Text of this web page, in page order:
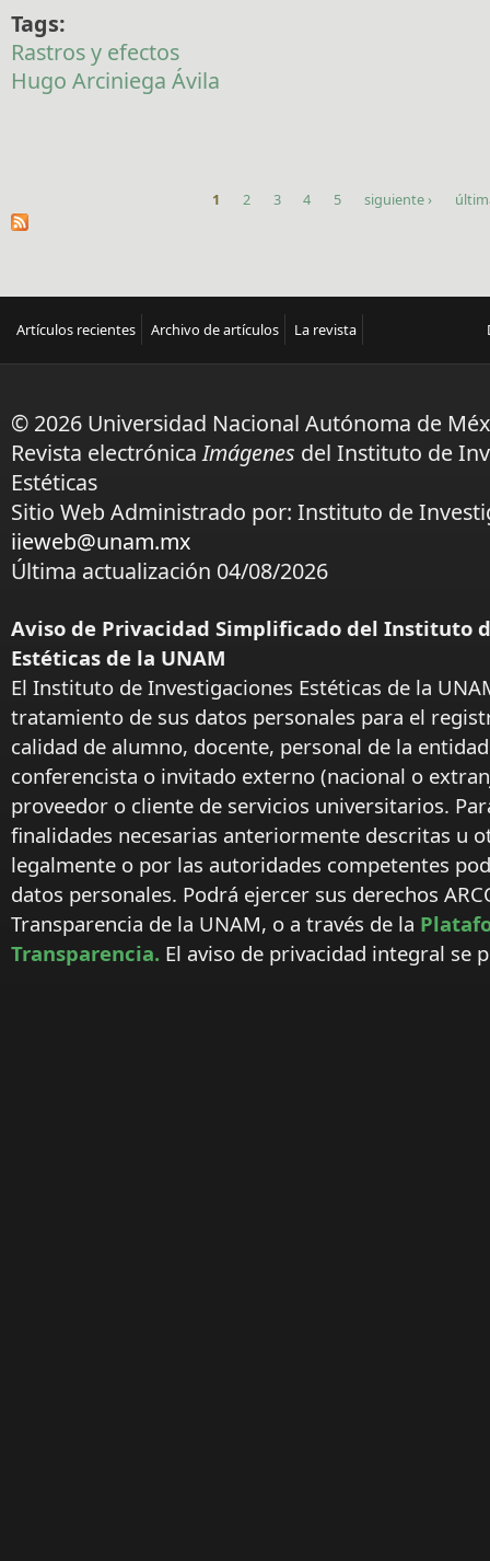
Tags:
Rastros y efectos
Hugo Arciniega Ávila
Páginas
1 2 3 4 5 siguiente ›
Artículos recientes Archivo de artículos La revista
© 2026 Universidad Nacional Autónoma de
Revista electrónicaImágenes del Instituto de
Estéticas
Sitio Web Administrado por: Instituto de
iieweb@unam.mx
Última actualización 04/08/2026
Aviso de Privacidad Simplificado del Instituto
Estéticas de la UNAM
El Instituto de Investigaciones Estéticas de la
tratamiento de sus datos personales para el
calidad de alumno, docente, personal de la
conferencista o invitado externo (nacional o
proveedor o cliente de servicios universitarios.
finalidades necesarias anteriormente descritas u
legalmente o por las autoridades competentes
datos personales. Podrá ejercer sus derechos
Transparencia de la UNAM, o a través de la
Transparencia. El aviso de privacidad integral se